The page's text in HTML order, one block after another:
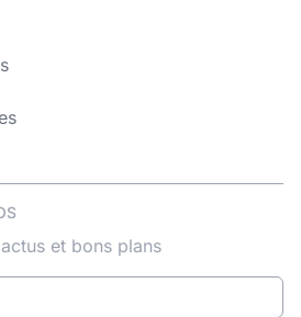
et bons plans